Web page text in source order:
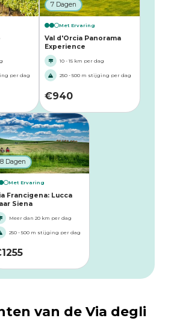
per dag
7 Dagen
Met Ervaring
Val d'Orcia Panorama
Experience
10 - 15 km per dag
250 - 500 m stijging per dag
€940
8 Dagen
Met Ervaring
Francigena: Lucca
Siena
Meer dan 20 km per dag
250 - 500 m stijging per dag
1255
van de Via degli